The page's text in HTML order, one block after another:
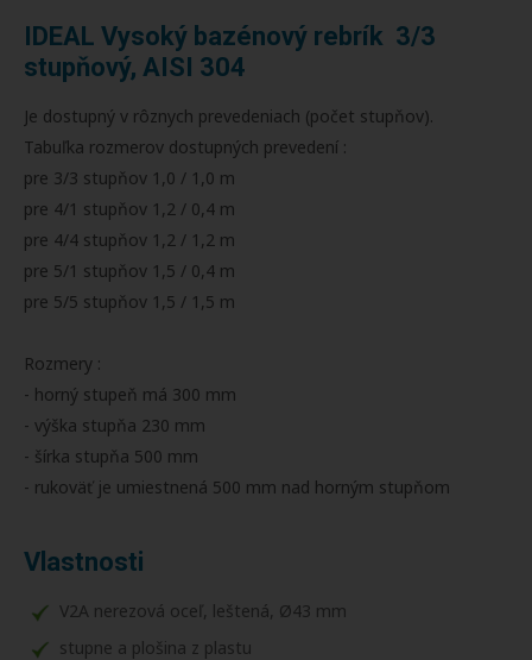
IDEAL Vysoký bazénový rebrík 3/3
stupňový, AISI 304
Je dostupný v rôznych prevedeniach (počet stupňov).
Tabuľka rozmerov dostupných prevedení :
pre 3/3 stupňov 1,0 / 1,0 m
pre 4/1 stupňov 1,2 / 0,4 m
pre 4/4 stupňov 1,2 / 1,2 m
pre 5/1 stupňov 1,5 / 0,4 m
pre 5/5 stupňov 1,5 / 1,5 m
Rozmery :
- horný stupeň má 300 mm
- výška stupňa 230 mm
- šírka stupňa 500 mm
- rukoväť je umiestnená 500 mm nad horným stupňom
Vlastnosti
V2A nerezová oceľ, leštená, Ø43 mm
stupne a plošina z plastu